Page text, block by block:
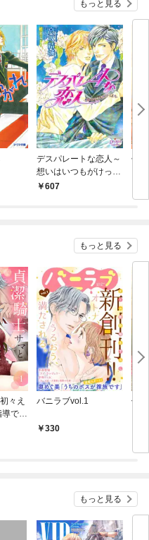
もっと見る
デスパレートな恋人～
想いはいつもがけっぷ
ち～607
午
もっと見る
々え
でき
バニラブvol.1
330
偽
もっと見る